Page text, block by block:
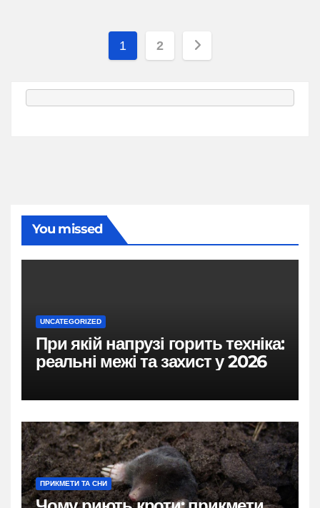
Пагінація
1 2
You missed
UNCATEGORIZED
При якій напрузі горить техніка:
реальні межі та захист у 2026
ПРИКМЕТИ ТА СНИ